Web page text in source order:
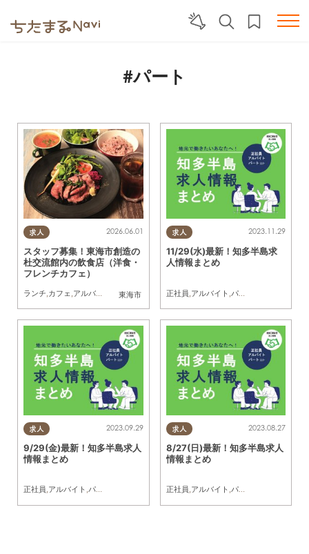
#パート
求人
東海市
2026.06.01
スタッフ募集！東海市創造の
杜交流館内の飲食店（洋食・
フレンチカフェ）
ランチ カフェ アルバイト パート
求人 2023.11.29
11/29(水)最新！知多半島求
人情報まとめ
正社員 アルバイト パート
求人 2023.09.29
9/29(金)最新！知多半島求人
情報まとめ
正社員,アルバイト ,パート
求人 2023.08.27
8/27(日)最新！知多半島求人
情報まとめ
正社員,アルバイト ,パート